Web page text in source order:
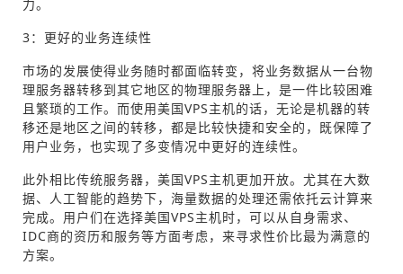
力。
3：更好的业务连续性
市场的发展使得业务随时都面临转变，将业务数据从一台物
理服务器转移到其它地区的物理服务器上，是一件比较困难
且繁琐的工作。而使用美国VPS主机的话，无论是机器的转
移还是地区之间的转移，都是比较快捷和安全的，既保障了
用户业务，也实现了多变情况中更好的连续性。
此外相比传统服务器，美国VPS主机更加开放。尤其在大数
据、人工智能的趋势下，海量数据的处理还需依托云计算来
完成。用户们在选择美国VPS主机时，可以从自身需求、
IDC商的资历和服务等方面考虑，来寻求性价比最为满意的
方案。